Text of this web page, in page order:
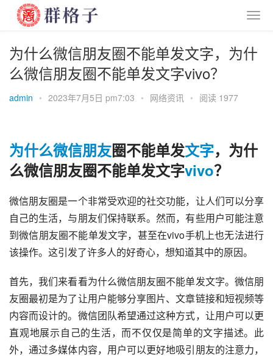
为什么微信朋友圈不能单发文字，为什
么微信朋友圈不能单发文字vivo？
admin • 2023年7月5日 pm7:03 • 网络资讯 • 阅读 1977
为什么微信朋友圈不能单发文字，为什
么微信朋友圈不能单发文字vivo？
微信朋友圈是一个非常受欢迎的社交功能，让人们可以分享
自己的生活，与朋友们保持联系。然而，有些用户可能注意
到微信朋友圈不能单发文字，甚至在vivo手机上也无法进行
该操作。这引发了许多人的好奇心，想知道其中的原因。
首先，我们来看看为什么微信朋友圈不能单发文字。微信朋
友圈最初是为了让用户能够分享图片、文章链接和短视频等
内容而设计的。微信团队希望通过这种方式，让用户可以更
直观地展示自己的生活，而不仅仅是简单的文字描述。此
外，通过多媒体内容，用户可以更好地吸引朋友的注意力，